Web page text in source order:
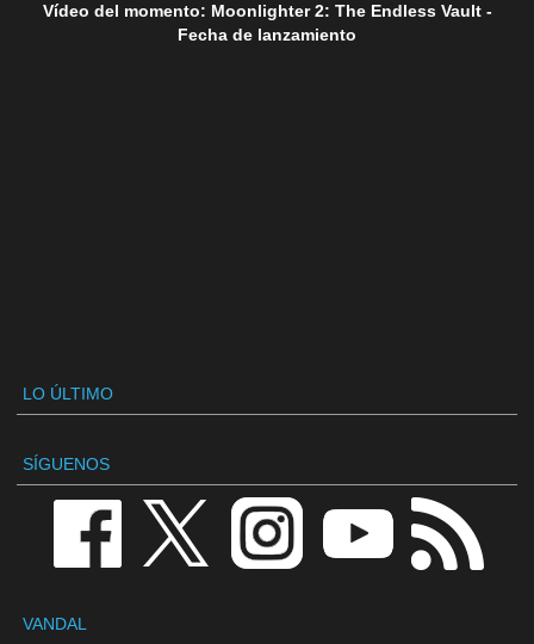
Vídeo del momento: Moonlighter 2: The Endless Vault -
Fecha de lanzamiento
LO ÚLTIMO
SÍGUENOS
VANDAL